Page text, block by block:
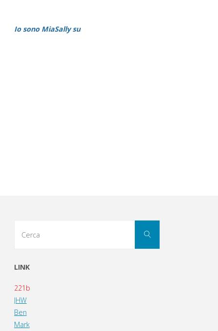
Io sono MiaSally su
Cerca
LINK
221b
JHW
Ben
Mark